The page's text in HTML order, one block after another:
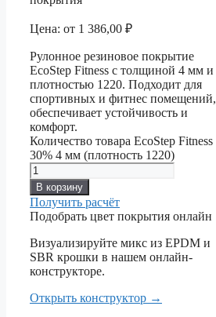
Цена: от 1 386,00 ₽
Рулонное резиновое покрытие
EcoStep Fitness с толщиной 4 мм и
плотностью 1220. Подходит для
спортивных и фитнес помещений,
обеспечивает устойчивость и
комфорт.
Количество товара EcoStep Fitness
30% 4 мм (плотность 1220)
В корзину
Получить расчёт
Подобрать цвет покрытия онлайн
Визуализируйте микс из EPDM и
SBR крошки в нашем онлайн-
конструкторе.
Открыть конструктор →